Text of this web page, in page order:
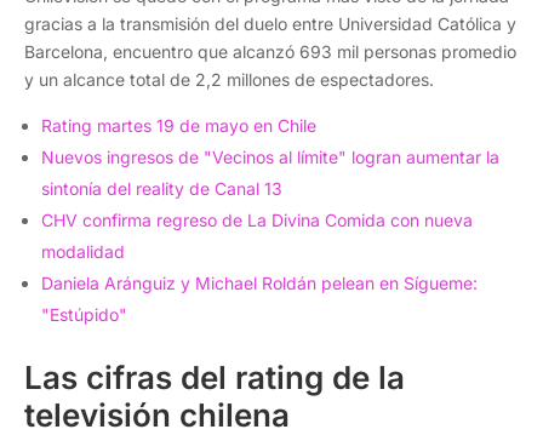
gracias a la transmisión del duelo entre Universidad Católica y
Barcelona, encuentro que alcanzó 693 mil personas promedio
y un alcance total de 2,2 millones de espectadores.
Rating martes 19 de mayo en Chile
Nuevos ingresos de "Vecinos al límite" logran aumentar la
sintonía del reality de Canal 13
CHV confirma regreso de La Divina Comida con nueva
modalidad
Daniela Aránguiz y Michael Roldán pelean en Sígueme:
"Estúpido"
Las cifras del rating de la
televisión chilena